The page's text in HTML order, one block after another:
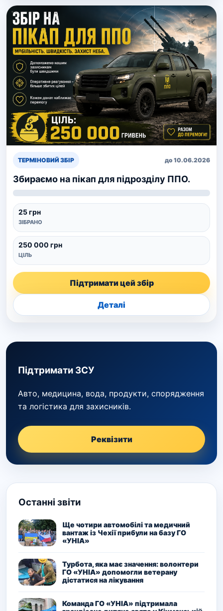
ТЕРМІНОВИЙ ЗБІР до 10.06.2026
Збираємо на пікап для підрозділу ППО.
25 грн
ЗІБРАНО
250 000 грн
ЦІЛЬ
Підтримати цей збір
Деталі
Підтримати ЗСУ
Авто, медицина, вода, продукти, спорядження
та логістика для захисників.
Реквізити
Останні звіти
Ще чотири автомобілі та медичний
вантаж із Чехії прибули на базу ГО
«УНІА»
Турбота, яка має значення: волонтери
ГО «УНІА» допомогли ветерану
дістатися на лікування
Команда ГО «УНІА» підтримала